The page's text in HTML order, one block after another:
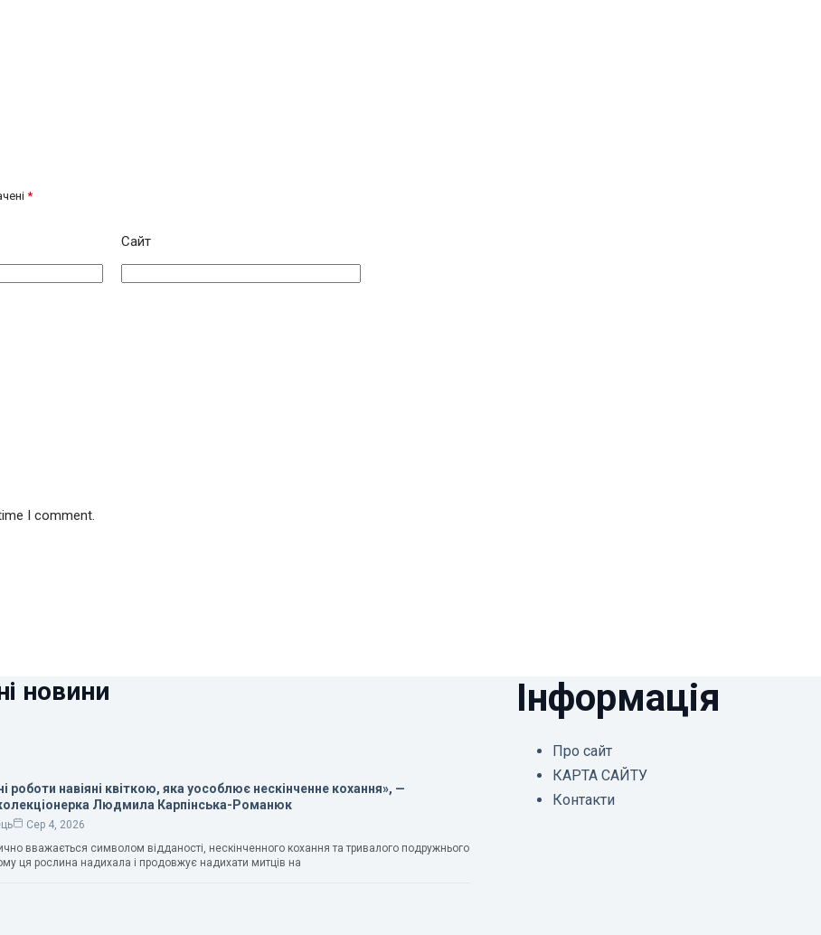
*
Сайт
I comment.
новини
роботи навіяні квіткою, яка уособлює нескінченне кохання», —
Людмила Карпінська-Романюк
Сер 4, 2026
вважається символом відданості, нескінченного кохання та тривалого подружнього
ця рослина надихала і продовжує надихати митців на
Інформація
Про сайт
КАРТА САЙТУ
Контакти